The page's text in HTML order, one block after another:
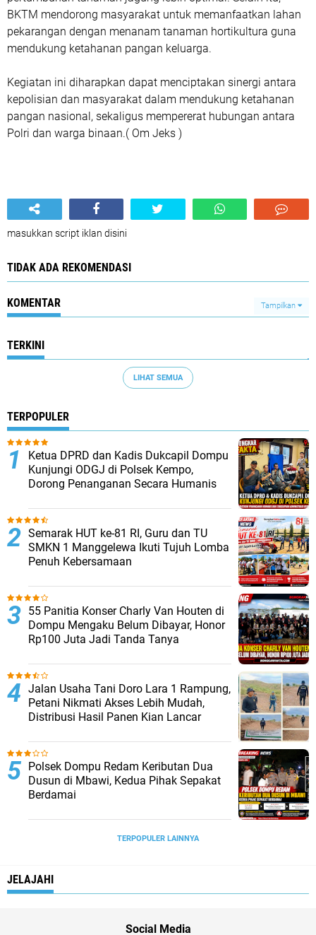
BKTM mendorong masyarakat untuk memanfaatkan lahan
pekarangan dengan menanam tanaman hortikultura guna
mendukung ketahanan pangan keluarga.
Kegiatan ini diharapkan dapat menciptakan sinergi antara
kepolisian dan masyarakat dalam mendukung ketahanan
pangan nasional, sekaligus mempererat hubungan antara
Polri dan warga binaan.( Om Jeks )
masukkan script iklan disini
TIDAK ADA REKOMENDASI
KOMENTAR Tampilkan
TERKINI
LIHAT SEMUA
TERPOPULER
Ketua DPRD dan Kadis Dukcapil Dompu
Kunjungi ODGJ di Polsek Kempo,
Dorong Penanganan Secara Humanis
Semarak HUT ke-81 RI, Guru dan TU
SMKN 1 Manggelewa Ikuti Tujuh Lomba
Penuh Kebersamaan
55 Panitia Konser Charly Van Houten di
Dompu Mengaku Belum Dibayar, Honor
Rp100 Juta Jadi Tanda Tanya
Jalan Usaha Tani Doro Lara 1 Rampung,
Petani Nikmati Akses Lebih Mudah,
Distribusi Hasil Panen Kian Lancar
Polsek Dompu Redam Keributan Dua
Dusun di Mbawi, Kedua Pihak Sepakat
Berdamai
TERPOPULER LAINNYA
JELAJAHI
Social Media